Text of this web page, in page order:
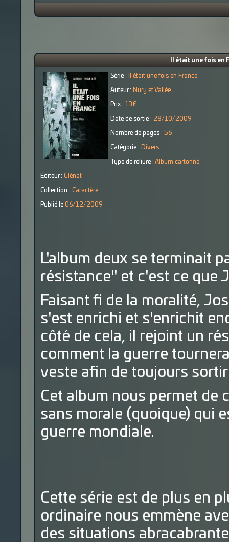
Il était une fois en
Série : Il était une fois en France
Auteur : Nury et Vallée
Prix : 13€
Date de sortie : 28/10/2009
Nombre de pages : 56
Catégorie : Divers
Type de reliure : Album cartonné
Éditeur : Glénat
Collection : Caractère
Publié le 06/12/2009
L'album deux se terminait
résistance" et c'est ce que
Faisant fi de la moralité,
s'est enrichi et s'enrichit
côté de cela, il rejoint un
comment la guerre
veste afin de toujours
Cet album nous permet de
sans morale (quoique) qui
guerre mondiale.
Cette série est de plus en
ordinaire nous emmène
des situations